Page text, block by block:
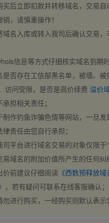
后立即扣款并转移域名，交易
，请慎重操作！
名入库或转入我司后确认交易
信息等方式仔细核实域名到期
否存在工信部黑名单，被墙、
访问受限，是否是高价续费 溢价
担相关责任；
作钓鱼诈骗色情等网站，一旦
责任由您自行承担；
平台进行域名交易的对象仅限于
域名的附加价值所产生的任何
价前建议仔细阅读 《西数预释放
，若有疑问可联系在线客服确认；
进行购买，一经购买则默认表